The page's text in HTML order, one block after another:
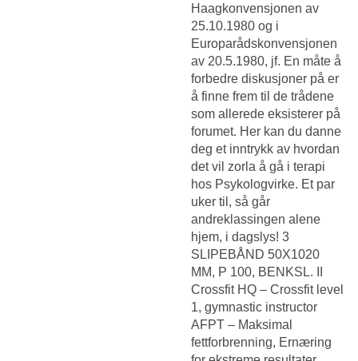
Haagkonvensjonen av
25.10.1980 og i
Europarådskonvensjonen
av 20.5.1980, jf. En måte å
forbedre diskusjoner på er
å finne frem til de trådene
som allerede eksisterer på
forumet. Her kan du danne
deg et inntrykk av hvordan
det vil zorla å gå i terapi
hos Psykologvirke. Et par
uker til, så går
andreklassingen alene
hjem, i dagslys! 3
SLIPEBÅND 50X1020
MM, P 100, BENKSL. II
Crossfit HQ – Crossfit level
1, gymnastic instructor
AFPT – Maksimal
fettforbrenning, Ernæring